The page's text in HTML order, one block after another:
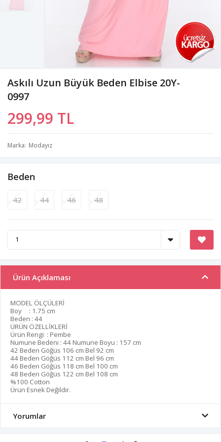
Askılı Uzun Büyük Beden Elbise 20Y-
0997
299,99 TL
Marka Modayız
Beden
42 44 46 48
Ürün Açıklaması
MODEL ÖLÇÜLERİ
Boy : 1.75 cm
Beden : 44
ÜRÜN ÖZELLİKLERİ
Ürün Rengi : Pembe
Numune Bedeni : 44 Numune Boyu : 157 cm
42 Beden Göğüs 106 cm Bel 92 cm
44 Beden Göğüs 112 cm Bel 96 cm
46 Beden Göğüs 118 cm Bel 100 cm
48 Beden Göğüs 122 cm Bel 108 cm
%100 Cotton
Ürün Esnek Değildir.
Yorumlar